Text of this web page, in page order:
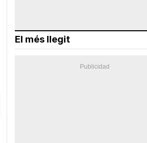
El més llegit